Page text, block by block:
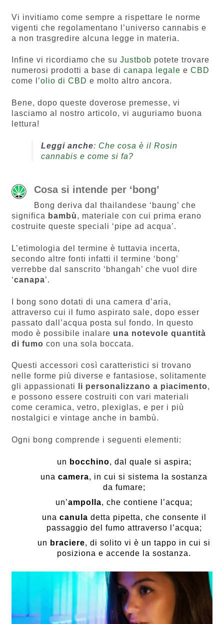
Vi invitiamo come sempre a rispettare le norme
vigenti che regolamentano l’universo cannabis e
a non trasgredire alcuna legge in materia.
Infine vi ricordiamo che su Justbob potete trovare
numerosi prodotti a base di canapa legale e CBD
come l’olio di CBD e molto altro ancora.
Bene, dopo queste doverose premesse, vi
lasciamo al nostro articolo, vi auguriamo buona
lettura!
Leggi anche: Che cosa è il Rosin
cannabis e come si fa?
Cosa si intende per ‘bong’
Bong deriva dal thailandese ‘baung’ che
significa bambù, materiale con cui prima erano
costruite queste speciali ‘pipe ad acqua’.
L’etimologia del termine è tuttavia incerta,
secondo altre fonti infatti il termine ‘bong’
verrebbe dal sanscrito ‘bhangah’ che vuol dire
‘canapa’.
I bong sono dotati di una camera d’aria,
attraverso cui il fumo aspirato sale, dopo esser
passato dall’acqua posta sul fondo. In questo
modo è possibile inalare una notevole quantità
di fumo con una sola boccata.
Questi accessori così caratteristici si trovano
nelle forme più diverse e fantasiose, solitamente
gli appassionati
li personalizzano a piacimento,
e possono essere costruiti con vari materiali
come ceramica, vetro, plexiglas, e per i più
nostalgici e vintage anche in bambù.
Ogni bong comprende i seguenti elementi:
un bocchino, dal quale si aspira;
una camera, in cui si sistema la sostanza
da fumare;
un’ampolla, che contiene l’acqua;
una canula detta pipetta, che consente il
passaggio del fumo attraverso l’acqua;
un braciere, di solito vi è un tappo in cui si
posiziona e accende la sostanza.